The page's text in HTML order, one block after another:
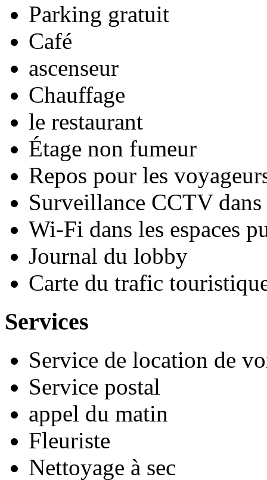
Parking gratuit
Café
ascenseur
Chauffage
le restaurant
Étage non fumeur
Repos pour les
Surveillance CCTV dans
Wi-Fi dans les espaces
Journal du lobby
Carte du trafic
Services
Service de location de
Service postal
appel du matin
Fleuriste
Nettoyage à sec